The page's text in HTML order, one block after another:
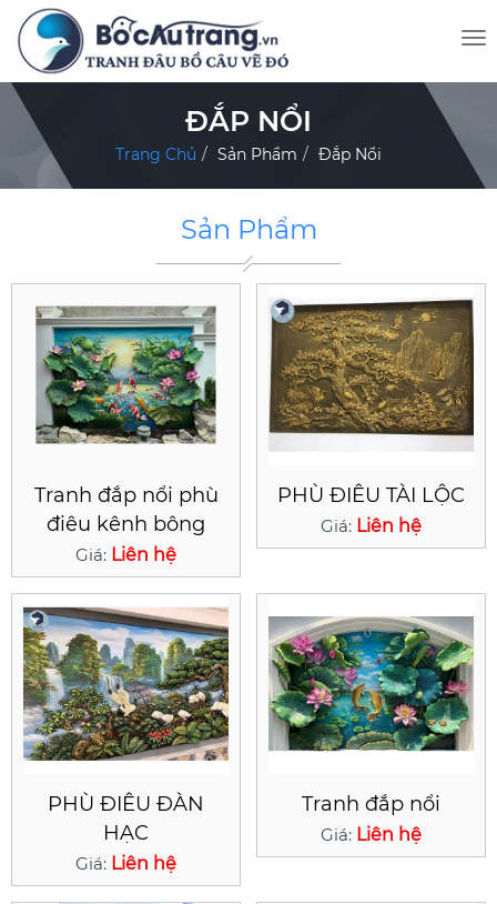
Trang Chủ Sản Phẩm Đắp Nổi
ĐẮP NỔI
Sản Phẩm
Tranh đắp nổi phù
điêu kênh bông
Giá: Liên hệ
PHÙ ĐIÊU TÀI LỘC
Giá: Liên hệ
PHÙ ĐIÊU ĐÀN
HẠC
Giá: Liên hệ
Tranh đắp nổi
Giá: Liên hệ